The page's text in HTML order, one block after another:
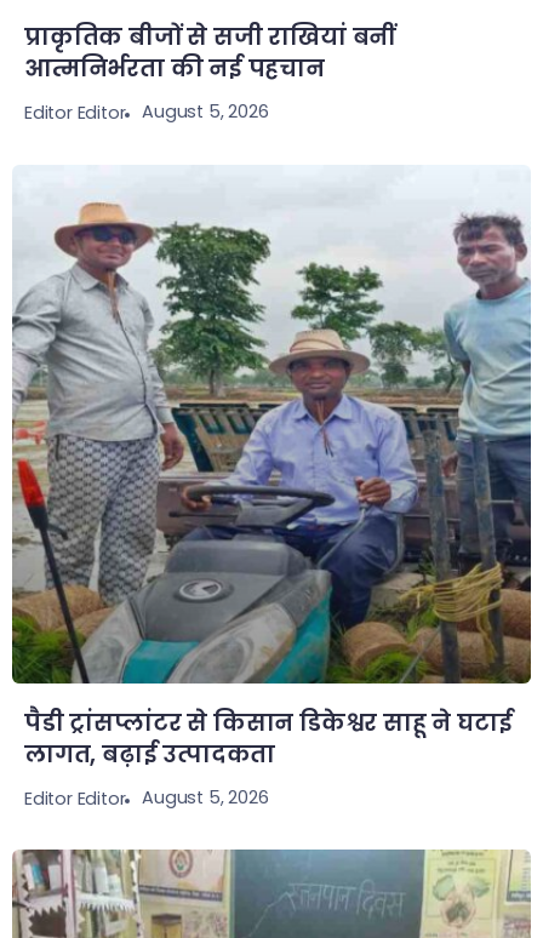
प्राकृतिक बीजों से सजी राखियां बनीं
आत्मनिर्भरता की नई पहचान
Editor Editor August 5, 2026
पैडी ट्रांसप्लांटर से किसान डिकेश्वर साहू ने घटाई
लागत, बढ़ाई उत्पादकता
Editor Editor August 5, 2026